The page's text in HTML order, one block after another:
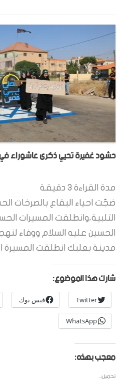
حشود غفيرة تحيي ذكرى عاشوراء
مدة القراءة 3 دقيقة
ضجّت احياء البقاع بالصرخات
التلبية،وانطلقت المسيرات
الحسين عليه السلام ووفاء
مدينة بعلبك انطلقت المسيرة
شارك هذا الموضوع:
Twitter فيس بوك
WhatsApp
معجب بهذه:
تحميل...